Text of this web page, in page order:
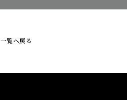
一覧へ戻る